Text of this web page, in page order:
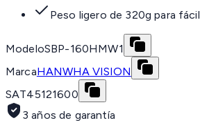
Peso ligero de 320g para
ModeloSBP-160HMW1
MarcaHANWHA VISION
SAT45121600
3 años de garantía